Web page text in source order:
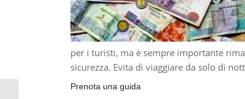
per i turisti, ma è sempre importante
sicurezza. Evita di viaggiare da solo di
Prenota una guida